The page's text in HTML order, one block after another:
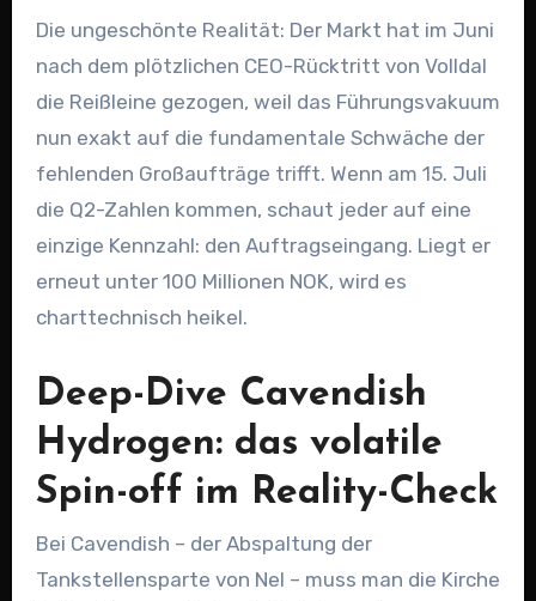
Die ungeschönte Realität: Der Markt hat im Juni
nach dem plötzlichen CEO-Rücktritt von Volldal
die Reißleine gezogen, weil das Führungsvakuum
nun exakt auf die fundamentale Schwäche der
fehlenden Großaufträge trifft. Wenn am 15. Juli
die Q2-Zahlen kommen, schaut jeder auf eine
einzige Kennzahl: den Auftragseingang. Liegt er
erneut unter 100 Millionen NOK, wird es
charttechnisch heikel.
Deep-Dive Cavendish
Hydrogen: das volatile
Spin-off im Reality-Check
Bei Cavendish – der Abspaltung der
Tankstellensparte von Nel – muss man die Kirche